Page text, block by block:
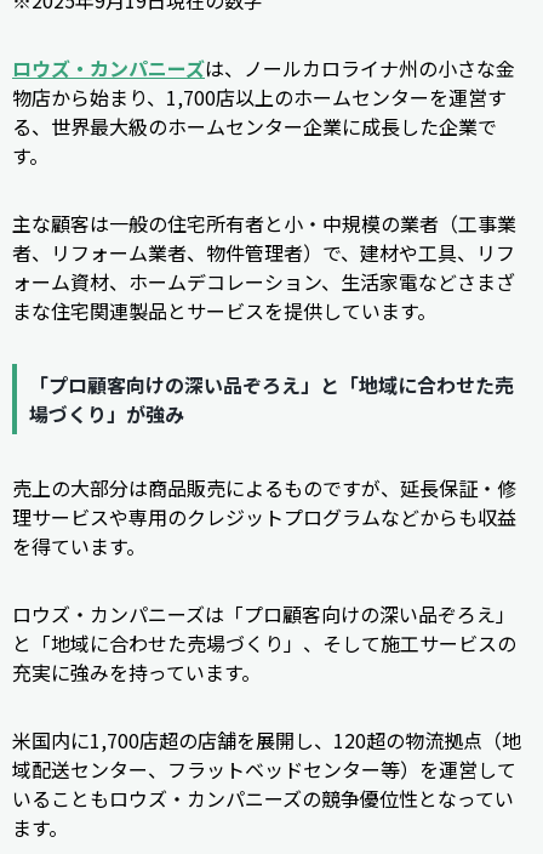
ロウズ・カンパニーズは、ノールカロライナ州の小さな金
物店から始まり、1,700店以上のホームセンターを運営す
る、世界最大級のホームセンター企業に成長した企業で
す。
主な顧客は一般の住宅所有者と小・中規模の業者（工事業
者、リフォーム業者、物件管理者）で、建材や工具、リフ
ォーム資材、ホームデコレーション、生活家電などさまざ
まな住宅関連製品とサービスを提供しています。
「プロ顧客向けの深い品ぞろえ」と「地域に合わせた売
場づくり」が強み
売上の大部分は商品販売によるものですが、延長保証・修
理サービスや専用のクレジットプログラムなどからも収益
を得ています。
ロウズ・カンパニーズは「プロ顧客向けの深い品ぞろえ」
と「地域に合わせた売場づくり」、そして施工サービスの
充実に強みを持っています。
米国内に1,700店超の店舗を展開し、120超の物流拠点（地
域配送センター、フラットベッドセンター等）を運営して
いることもロウズ・カンパニーズの競争優位性となってい
ます。